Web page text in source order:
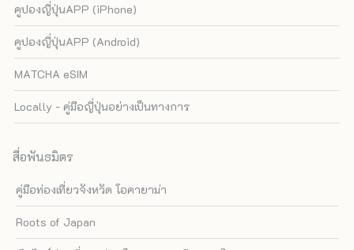
คูปองญี่ปุ่นAPP (iPhone)
คูปองญี่ปุ่นAPP (Android)
MATCHA eSIM
Locally - คู่มือญี่ปุ่นอย่างเป็นทางการ
สื่อพันธมิตร
คู่มือท่องเที่ยวจังหวัด โอคายาม่า
Roots of Japan